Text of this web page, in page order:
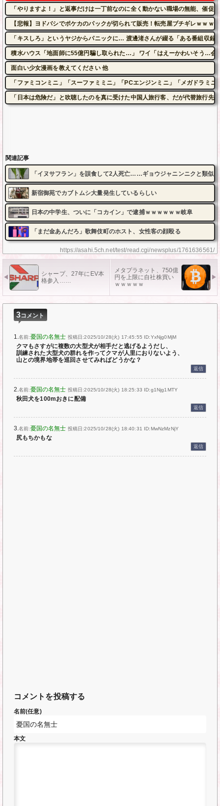
https://asahi.5ch.net/test/read.cgi/newsplus/1761636561/
「やりますよ！」と返事だけは一丁前なのに全く動かない職場の無能、催
【悲報】ヨドバシでポケカのパックが切られて販売！転売屋ブチギレｗｗｗ
「キスしろ」というヤジからパニックに… 渡邊渚さんが綴る「ある番組収録
積水ハウス「地面師に55億円騙し取られた…」 ワイ「はえーかわいそう…会
面白い少女漫画を教えてください 他
「ファミコンミニ」「スーファミミニ」「PCエンジンミニ」「メガドラミ
「日本は危険だ」と吹聴したのを真に受けた中国人旅行客、だが代替旅行
関連記事
「イヌサフラン」を誤食して2人死亡……ギョウジャニンニクと類似
新宿御苑でカブトムシ大量発生しているらしい
日本の中学生、ついに「コカイン」で逮捕ｗｗｗｗｗｗ岐阜
「まだ金あんだろ」歌舞伎町のホスト、女性客の顔殴る
シャープ、27年にEV本
格参入……
メタプラネット、750億
円を上限に自社株買い
ｗｗｗｗｗ
3コメント
1.名前:憂国の名無士 投稿日:2025/10/28(火) 17:45:55 ID:YxNjg0MjM
クマもさすがに複数の大型犬が相手だと逃げるようだし、
訓練された大型犬の群れを作ってクマが人里におりないよう、
山との境界地帯を巡回させてみればどうかな？
返信
2.名前:憂国の名無士 投稿日:2025/10/28(火) 18:25:33 ID:g1Njg1MTY
秋田犬を100mおきに配備
返信
3.名前:憂国の名無士 投稿日:2025/10/28(火) 18:40:31 ID:MwNzMzNjY
尻もちかもな
返信
コメントを投稿する
名前(任意)
本文